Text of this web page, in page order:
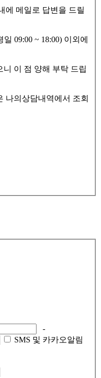
에 메일로 답변을 드릴
09:00 ~ 18:00) 이외에
이 점 양해 부탁 드립
나의상담내역에서 조회
-
SMS 및 카카오알림